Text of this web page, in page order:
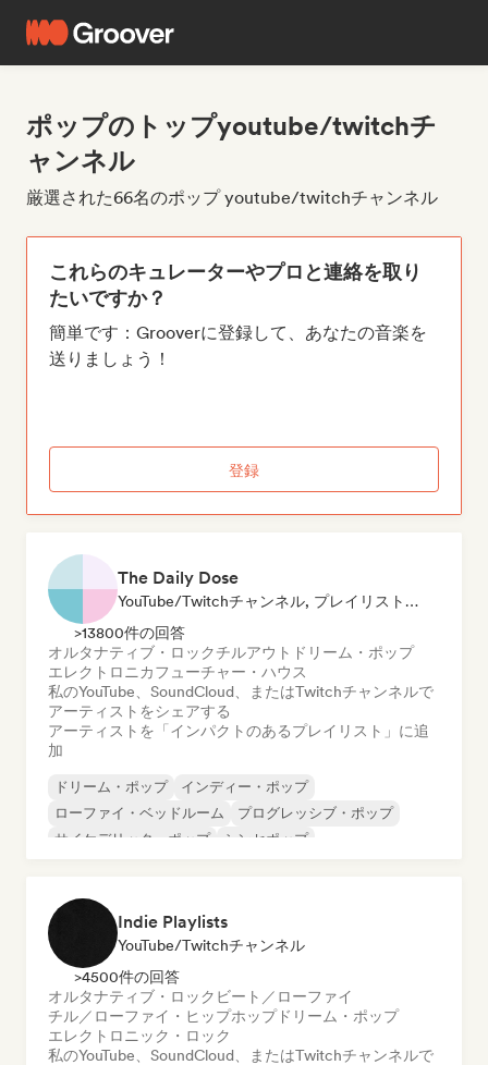
ポップのトップyoutube/twitchチ
ャンネル
厳選された66名のポップ youtube/twitchチャンネル
これらのキュレーターやプロと連絡を取り
たいですか？
簡単です：Grooverに登録して、あなたの音楽を
送りましょう！
登録
The Daily Dose
YouTube/Twitchチャンネル, プレイリスト・キュレーター
>13800件の回答
オルタナティブ・ロックチルアウト ドリーム・ポップ
エレクトロニカフューチャー・ハウス
私のYouTube、SoundCloud、またはTwitchチャンネルで
アーティストをシェアする
アーティストを「インパクトのあるプレイリスト」に追
加
ドリーム・ポップ
インディー・ポップ
ローファイ・ベッドルーム
プログレッシブ・ポップ
サイケデリック・ポップ
シンセポップ
Indie Playlists
YouTube/Twitchチャンネル
>4500件の回答
オルタナティブ・ロック ビート／ローファイ
チル／ローファイ・ヒップホップドリーム・ポップ
エレクトロニック・ロック
私のYouTube、SoundCloud、またはTwitchチャンネルで